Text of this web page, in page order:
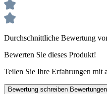
Durchschnittliche Bewertung
Bewerten Sie dieses Produkt!
Teilen Sie Ihre Erfahrungen mit
Bewertung schreiben